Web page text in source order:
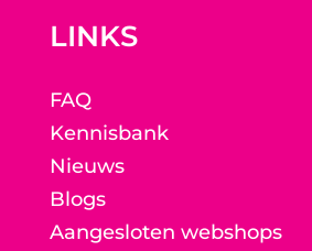
LINKS
FAQ
Kennisbank
Nieuws
Blogs
Aangesloten webshops